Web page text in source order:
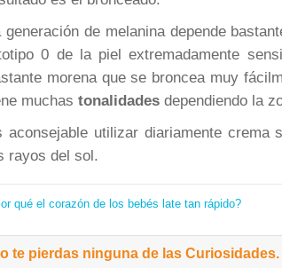
generación de melanina depende
0 de la piel extremadamente
morena que se broncea muy
muchas tonalidades dependiendo la
aconsejable utilizar diariamente crema
rayos del sol.
qué el corazón de los bebés late tan rápido?
te pierdas ninguna de las